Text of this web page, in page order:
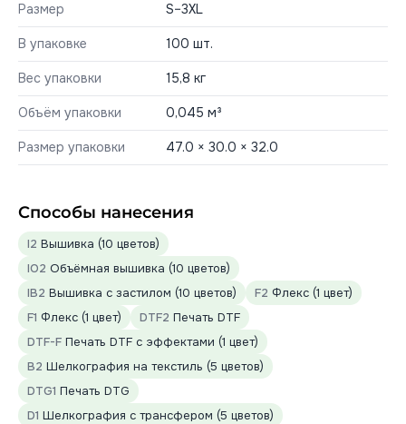
Размер S–3XL
В упаковке 100 шт.
Вес упаковки 15,8 кг
Объём упаковки 0,045 м³
Размер упаковки 47.0 × 30.0 × 32.0
Способы нанесения
I2 Вышивка (10 цветов)
IO2 Объёмная вышивка (10 цветов)
IB2 Вышивка с застилом (10 цветов) F2 Флекс (1 цвет)
F1 Флекс (1 цвет) DTF2 Печать DTF
DTF-F Печать DTF с эффектами (1 цвет)
B2 Шелкография на текстиль (5 цветов)
DTG1 Печать DTG
D1 Шелкография с трансфером (5 цветов)